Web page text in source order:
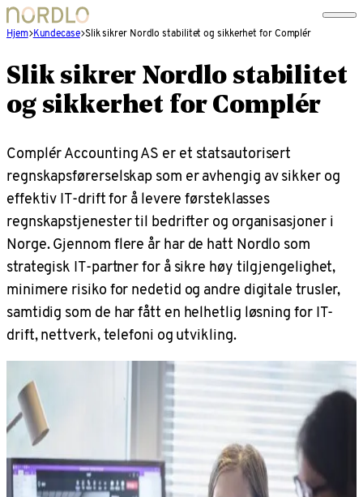
Hjem Kundecase Slik sikrer Nordlo stabilitet og sikkerhet for Complér
Slik sikrer Nordlo stabilitet
og sikkerhet for Complér
Complér Accounting AS er et statsautorisert
regnskapsførerselskap som er avhengig av sikker og
effektiv IT-drift for å levere førsteklasses
regnskapstjenester til bedrifter og organisasjoner i
Norge. Gjennom flere år har de hatt Nordlo som
strategisk IT-partner for å sikre høy tilgjengelighet,
minimere risiko for nedetid og andre digitale trusler,
samtidig som de har fått en helhetlig løsning for IT-
drift, nettverk, telefoni og utvikling.